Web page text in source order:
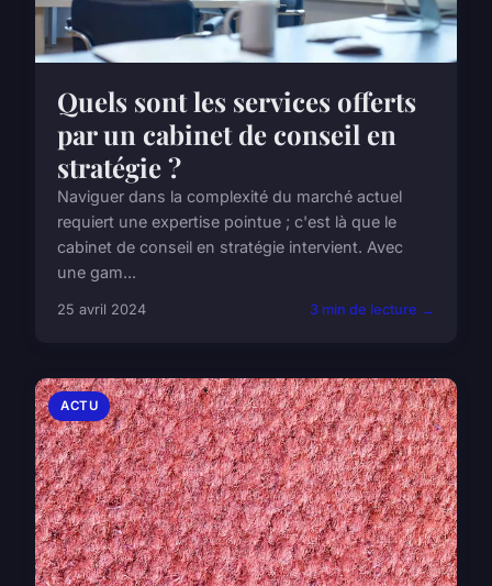
Quels sont les services offerts
par un cabinet de conseil en
stratégie ?
Naviguer dans la complexité du marché actuel
requiert une expertise pointue ; c'est là que le
cabinet de conseil en stratégie intervient. Avec
une gam...
25 avril 2024 3 min de lecture →
ACTU